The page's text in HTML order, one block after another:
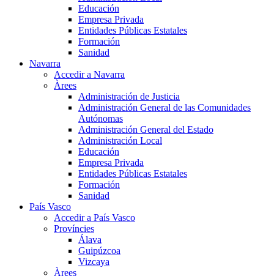
Educación
Empresa Privada
Entidades Públicas Estatales
Formación
Sanidad
Navarra
Accedir a Navarra
Àrees
Administración de Justicia
Administración General de las Comunidades
Autónomas
Administración General del Estado
Administración Local
Educación
Empresa Privada
Entidades Públicas Estatales
Formación
Sanidad
País Vasco
Accedir a País Vasco
Províncies
Álava
Guipúzcoa
Vizcaya
Àrees